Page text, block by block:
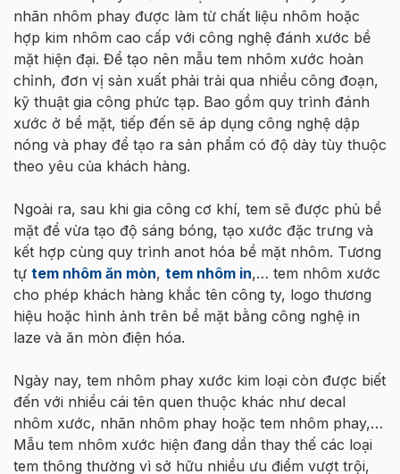
nhãn nhôm phay được làm từ chất liệu nhôm hoặc
hợp kim nhôm cao cấp với công nghệ đánh xước bề
mặt hiện đại. Để tạo nên mẫu tem nhôm xước hoàn
chỉnh, đơn vị sản xuất phải trải qua nhiều công đoạn,
kỹ thuật gia công phức tạp. Bao gồm quy trình đánh
xước ở bề mặt, tiếp đến sẽ áp dụng công nghệ dập
nóng và phay để tạo ra sản phẩm có độ dày tùy thuộc
theo yêu của khách hàng.
Ngoài ra, sau khi gia công cơ khí, tem sẽ được phủ bề
mặt để vừa tạo độ sáng bóng, tạo xước đặc trưng và
kết hợp cùng quy trình anot hóa bề mặt nhôm. Tương
tự tem nhôm ăn mòn, tem nhôm in,… tem nhôm xước
cho phép khách hàng khắc tên công ty, logo thương
hiệu hoặc hình ảnh trên bề mặt bằng công nghệ in
laze và ăn mòn điện hóa.
Ngày nay, tem nhôm phay xước kim loại còn được biết
đến với nhiều cái tên quen thuộc khác như decal
nhôm xước, nhãn nhôm phay hoặc tem nhôm phay,…
Mẫu tem nhôm xước hiện đang dần thay thế các loại
tem thông thường vì sở hữu nhiều ưu điểm vượt trội,